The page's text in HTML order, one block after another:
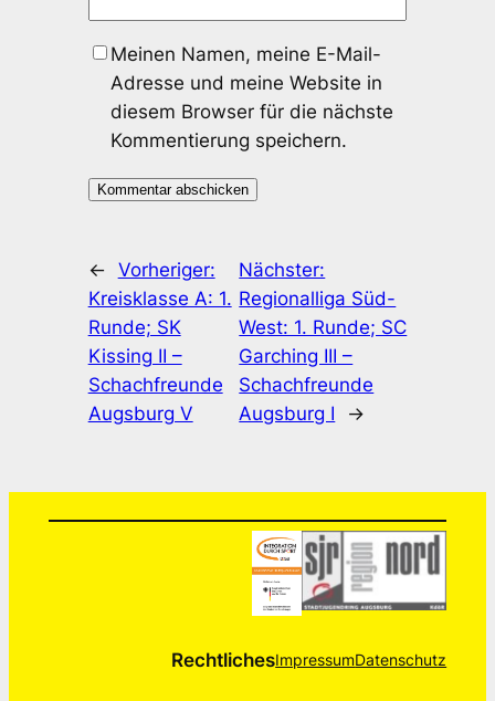
Meinen Namen, meine E-Mail-
Adresse und meine Website in
diesem Browser für die nächste
Kommentierung speichern.
← Vorheriger:
Kreisklasse A: 1.
Runde; SK
Kissing II –
Schachfreunde
Augsburg V
Nächster:
Regionalliga Süd-
West: 1. Runde; SC
Garching III –
Schachfreunde
Augsburg I
→
RechtlichesImpressumDatenschutz